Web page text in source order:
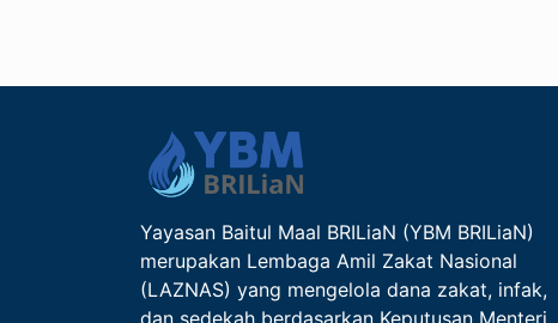
Yayasan Baitul Maal BRILiaN (YBM BRILiaN)
merupakan Lembaga Amil Zakat Nasional
(LAZNAS) yang mengelola dana zakat, infak,
dan sedekah berdasarkan Keputusan Menteri